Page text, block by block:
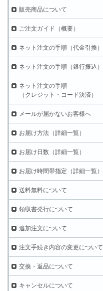
販売商品について
ご注文ガイド（概要）
ネット注文の手順（代金引換）
ネット注文の手順（銀行振込）
ネット注文の手順
（クレジット・コード決済）
メールが届かないお客様へ
お届け方法（詳細一覧）
お届け日数（詳細一覧）
お届け時間帯指定（詳細一覧）
送料無料について
領収書発行について
追加注文について
注文手続き内容の変更について
交換・返品について
キャンセルについて